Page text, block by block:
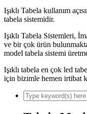
Işıklı Tabela kullanım
tabela sistemidir.
Işıklı Tabela Sistemleri,
ve bir çok ürün
model tabela sistemi
Işıklı tabela en çok led
için bizimle hemen irtibat